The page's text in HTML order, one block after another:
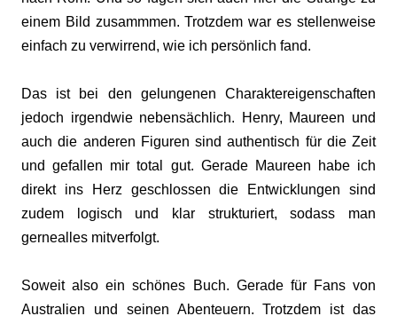
einem Bild zusammmen. Trotzdem war es stellenweise
einfach zu verwirrend, wie ich persönlich fand.
Das ist bei den gelungenen Charaktereigenschaften
jedoch irgendwie nebensächlich. Henry, Maureen und
auch die anderen Figuren sind authentisch für die Zeit
und gefallen mir total gut. Gerade Maureen habe ich
direkt ins Herz geschlossen die Entwicklungen sind
zudem logisch und klar strukturiert, sodass man
gernealles mitverfolgt.
Soweit also ein schönes Buch. Gerade für Fans von
Australien und seinen Abenteuern. Trotzdem ist das